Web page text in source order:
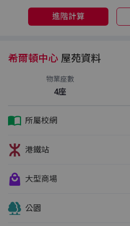
進階計算
希爾頓中心 屋苑資料
物業座數
4座
所屬校網
港鐵站
大型商場
公園